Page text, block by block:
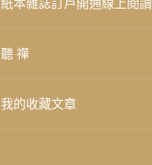
紙本雜誌訂戶開通線上閱讀
聽 禪
我的收藏文章